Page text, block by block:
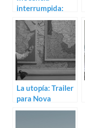
interrumpida:
Trailer de When
the Trees Fall
La utopía: Trailer
para Nova
Lituania